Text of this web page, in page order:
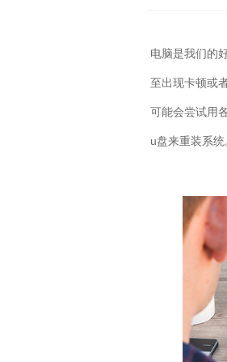
电脑是我们的
至出现卡顿或
可能会尝试用
u盘来重装系